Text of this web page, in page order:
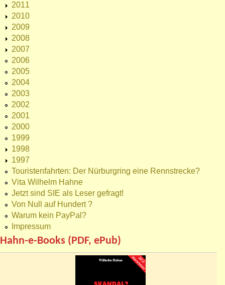
2011
2010
2009
2008
2007
2006
2005
2004
2003
2002
2001
2000
1999
1998
1997
Touristenfahrten: Der Nürburgring eine Rennstrecke?
Vita Wilhelm Hahne
Jetzt sind SIE als Leser gefragt!
Von Null auf Hundert ?
Warum kein PayPal?
Impressum
Hahn-e-Books (PDF, ePub)